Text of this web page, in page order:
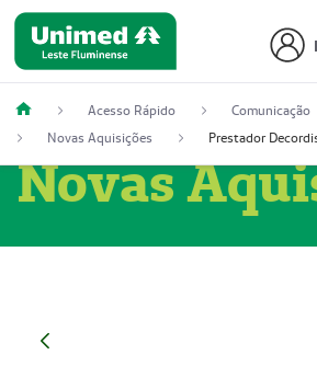
Acesso Rápido
Comunicação
Novas Aquisições
Novas